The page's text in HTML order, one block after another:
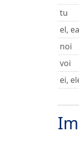
tu
el, ea
noi
voi
ei,